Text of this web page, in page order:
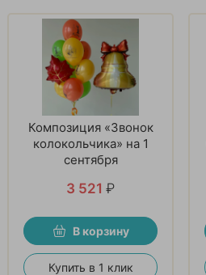
Композиция «Звонок
колокольчика» на 1
сентября
3 521 ₽
В корзину
Купить в 1 клик